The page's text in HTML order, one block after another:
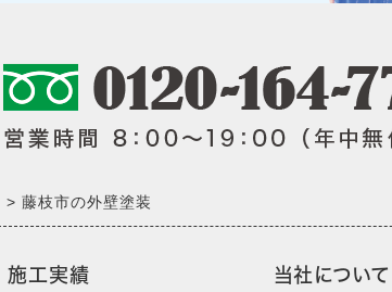
藤枝市の外壁塗装
施工実績 当社について